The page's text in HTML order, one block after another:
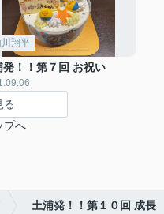
川翔平
発！！第７回 お祝い
る
プへ
土浦発！！第１０回 成長